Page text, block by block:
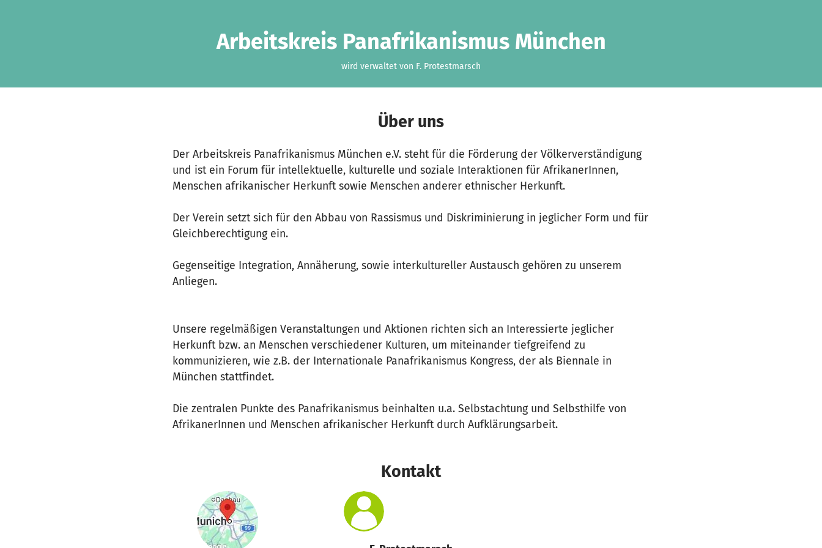
Arbeitskreis Panafrikanismus München
wird verwaltet von F. Protestmarsch
Über uns
Der Arbeitskreis Panafrikanismus München e.V. steht für die Förderung der Völkerverständigung
und ist ein Forum für intellektuelle, kulturelle und soziale Interaktionen für AfrikanerInnen,
Menschen afrikanischer Herkunft sowie Menschen anderer ethnischer Herkunft.
Der Verein setzt sich für den Abbau von Rassismus und Diskriminierung in jeglicher Form und für
Gleichberechtigung ein.
Gegenseitige Integration, Annäherung, sowie interkultureller Austausch gehören zu unserem
Anliegen.
Unsere regelmäßigen Veranstaltungen und Aktionen richten sich an Interessierte jeglicher
Herkunft bzw. an Menschen verschiedener Kulturen, um miteinander tiefgreifend zu
kommunizieren, wie z.B. der Internationale Panafrikanismus Kongress, der als Biennale in
München stattfindet.
Die zentralen Punkte des Panafrikanismus beinhalten u.a. Selbstachtung und Selbsthilfe von
AfrikanerInnen und Menschen afrikanischer Herkunft durch Aufklärungsarbeit.
Kontakt